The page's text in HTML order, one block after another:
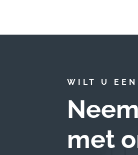
WILT U
met